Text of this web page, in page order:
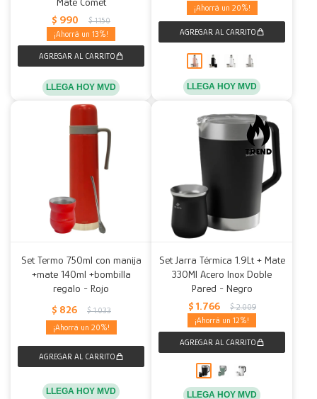
$ 990 $ 1.150
13
LLEGA HOY MVD
20
LLEGA HOY MVD
Set Termo 750ml con manija
+mate 140ml +bombilla
regalo - Rojo
$ 826 $ 1.033
20
LLEGA HOY MVD
Set Jarra Térmica 1.9Lt + Mate
330Ml Acero Inox Doble
Pared - Negro
$ 1.766 $ 2.009
12
LLEGA HOY MVD